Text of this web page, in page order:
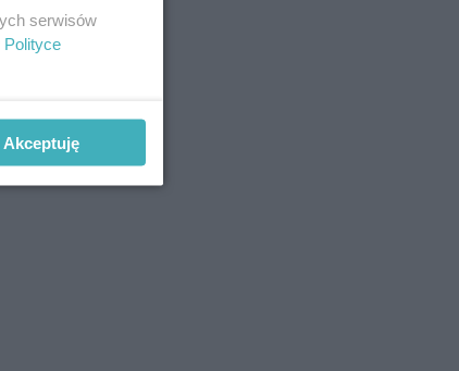
serwisów
Polityce
Akceptuję